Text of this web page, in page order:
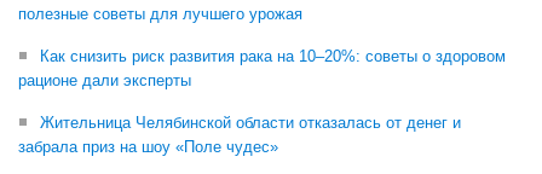
полезные советы для лучшего урожая
Как снизить риск развития рака на 10–20%: советы о здоровом
рационе дали эксперты
Жительница Челябинской области отказалась от денег и
забрала приз на шоу «Поле чудес»